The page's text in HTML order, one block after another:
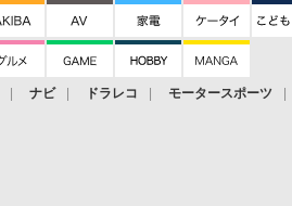
ナビ ドラレコ モータースポーツ